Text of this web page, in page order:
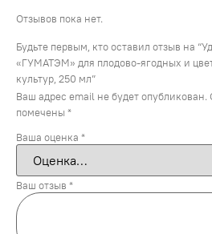
Отзывов пока нет.
Будьте первым, кто оставил отзыв на
«ГУМАТЭМ» для плодово-ягодных и
культур, 250 мл”
Ваш адрес email не будет опубликован.
помечены *
Ваша оценка *
Ваш отзыв *